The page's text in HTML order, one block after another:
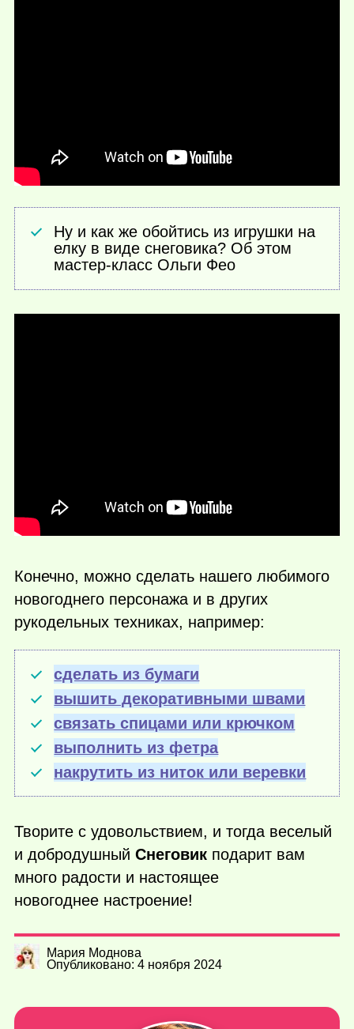
Ну и как же обойтись из игрушки на
елку в виде снеговика? Об этом
мастер-класс Ольги Фео
Конечно, можно сделать нашего любимого
новогоднего персонажа и в других
рукодельных техниках, например:
сделать из бумаги
вышить декоративными швами
связать спицами или крючком
выполнить из фетра
накрутить из ниток или веревки
Творите с удовольствием, и тогда веселый
и добродушный Снеговик подарит вам
много радости и настоящее
новогоднее настроение!
Мария Моднова
Опубликовано: 4 ноября 2024